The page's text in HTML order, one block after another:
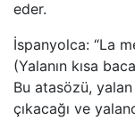
eder.
İspanyolca: “La
(Yalanın kısa
Bu atasözü,
çıkacağı ve